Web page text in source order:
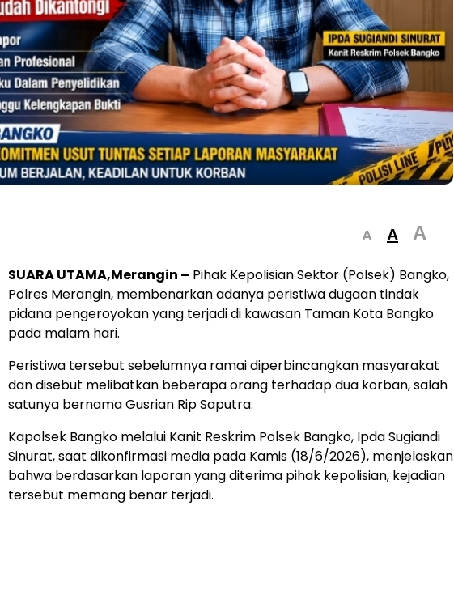
A A A
SUARA UTAMA,Merangin – Pihak Kepolisian Sektor (Polsek) Bangko,
Polres Merangin, membenarkan adanya peristiwa dugaan tindak
pidana pengeroyokan yang terjadi di kawasan Taman Kota Bangko
pada malam hari.
Peristiwa tersebut sebelumnya ramai diperbincangkan masyarakat
dan disebut melibatkan beberapa orang terhadap dua korban, salah
satunya bernama Gusrian Rip Saputra.
Kapolsek Bangko melalui Kanit Reskrim Polsek Bangko, Ipda Sugiandi
Sinurat, saat dikonfirmasi media pada Kamis (18/6/2026), menjelaskan
bahwa berdasarkan laporan yang diterima pihak kepolisian, kejadian
tersebut memang benar terjadi.